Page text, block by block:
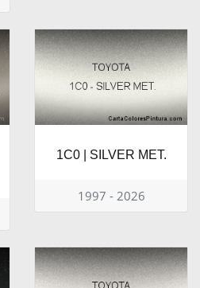
1C0 | SILVER MET.
1997 - 2026